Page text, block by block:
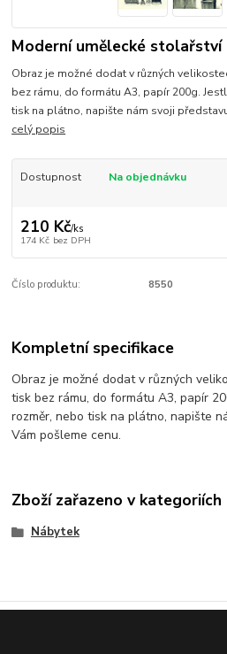
Moderní umělecké stolařství
Obraz je možné dodat v různých
bez rámu, do formátu A3, papír 200g.
tisk na plátno, napište nám svoji
celý popis
Dostupnost Na objednávku
210 Kč/ks
174 Kč bez DPH
Číslo produktu: 8550
Kompletní specifikace
Obraz je možné dodat v různých
tisk bez rámu, do formátu A3, papír
rozměr, nebo tisk na plátno, napište
Vám pošleme cenu.
Zboží zařazeno v kategoriích
Nábytek